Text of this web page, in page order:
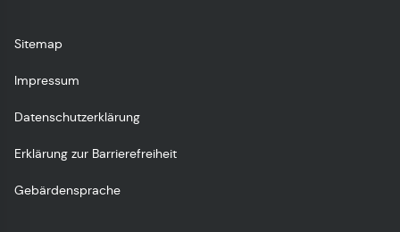
Sitemap
Impressum
Datenschutzerklärung
Erklärung zur Barrierefreiheit
Gebärdensprache